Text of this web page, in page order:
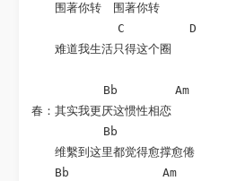
围著你转　围著你转
            C         D
难道我生活只得这个圈
          Bb        Am
春：其实我更厌这惯性相恋
          Bb
维繫到这里都觉得愈撑愈倦
Bb             Am